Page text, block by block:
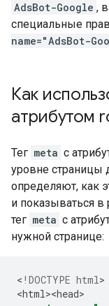
AdsBot-Google ,
специальные
name="AdsBot-
Как
атрибутом
Тег meta с
уровне страницы
определяют, как
и показываться в
тег meta с
нужной странице:
< !DOCTYPE html>
<html><head>